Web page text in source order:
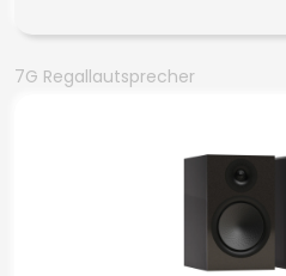
7G Regallautsprecher